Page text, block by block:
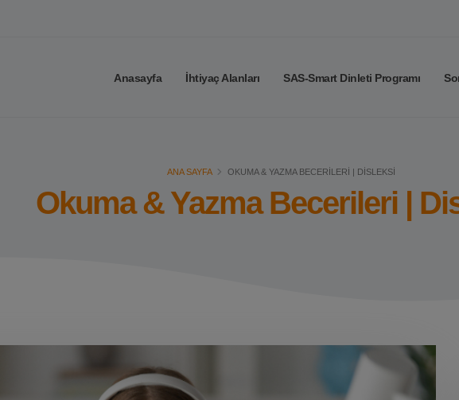
Anasayfa İhtiyaç Alanları SAS-Smart Dinleti Programı
ANA SAYFA OKUMA & YAZMA BECERILERI | DISLEKSI
Okuma & Yazma Becerileri |